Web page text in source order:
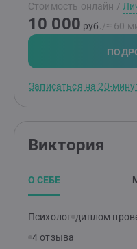
партнёром, скучный
принять свои желания
браке, "живём как
партнёра), любовный
последствия: дети,
расставания Если это
отношений•
жизнь проходит мимо
решаемо, и часто
возрастная
"прошлых жизней". Что
Стоимость онлайн /
10 000 руб./≈ 60
Записаться на 20-
Виктория
О СЕБЕ
Психолог диплом
4 отзыва